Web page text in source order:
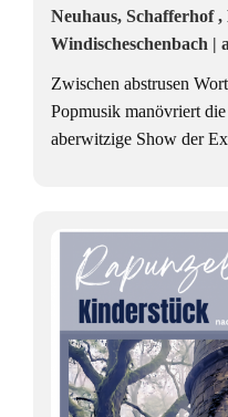
Neuhaus, Schafferhof ,
Windischeschenbach |
Zwischen abstrusen
Popmusik manövriert
aberwitzige Show der